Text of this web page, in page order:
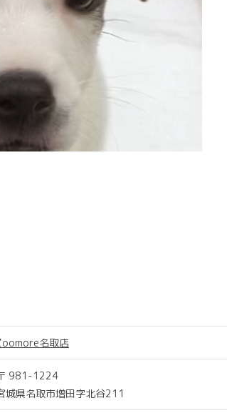
名取店
981-1224
城県名取市増田字北谷211